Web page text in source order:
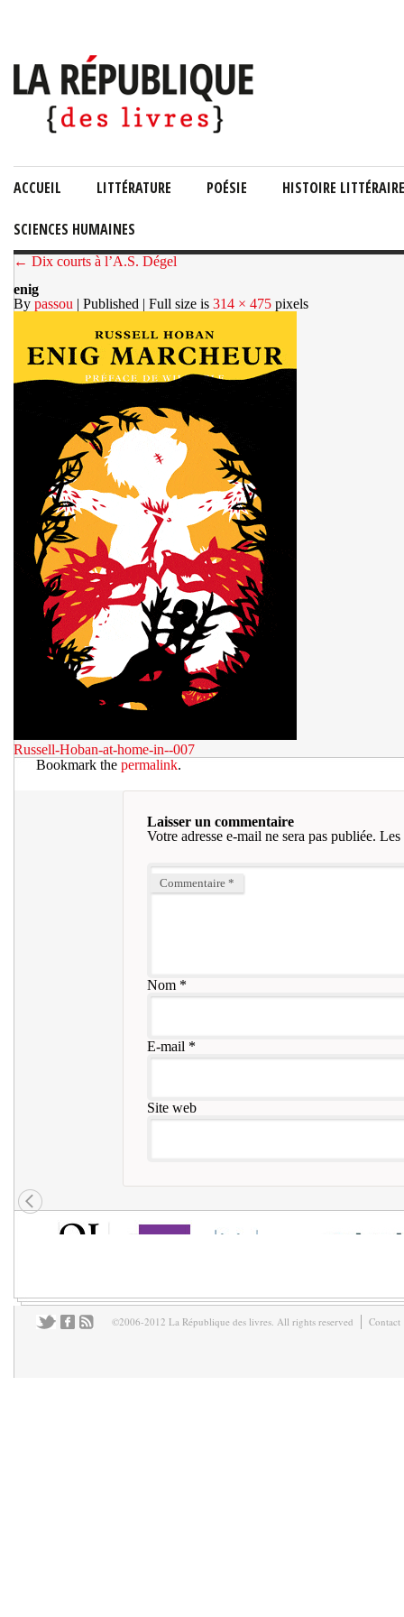
ACCUEIL LITTÉRATURE POÉSIE HISTOIRE LITTÉRAIRE
SCIENCES HUMAINES
← Dix courts à l’A.S. Dégel
enig
By passou | Published | Full size is 314 × 475 pixels
Russell-Hoban-at-home-in--007
Bookmark the permalink.
Laisser un commentaire
Votre adresse e-mail ne sera pas publiée. Les
Commentaire *
Nom*
E-mail *
Site web
©2006-2012 La République des livres. All rights reserved Contact